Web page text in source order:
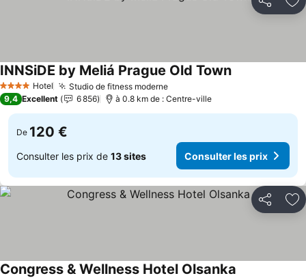
Partager
4 Étoiles Hotel Studio de fitness moderneConsulter les prix
INNSiDE by Meliá Prague Old TownConsulter les
9,4 Excellent 6 856 à 0.8 km de : Centre-ville
De 120 €
Consulter les prix de 13 sites Consulter les prix
Partager
Congress & Wellness Hotel Olsanka